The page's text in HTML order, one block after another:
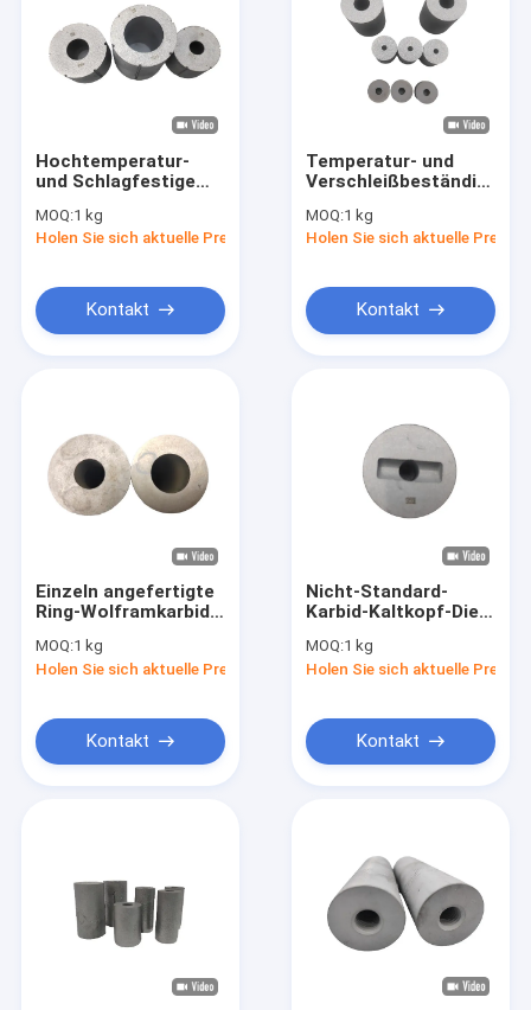
Über uns
Hochtemperatur-
und Schlagfestige
aus Karbid, an
Kundenanforderungen
MOQ:1 kg
Holen Sie sich aktuelle Preis
Kontakt
Temperatur- und
Verschleißbeständig
Kaltverstärkung
MOQ:1 kg
Holen Sie sich aktuelle Preis
Kontakt
Einzeln angefertigte
Ring-Wolframkarbid-
Befestigungsformen
MOQ:1 kg
Holen Sie sich aktuelle Preis
Kontakt
Nicht-Standard-
Karbid-Kaltkopf-Die-
Ausnutzungsbeständige
Teile
MOQ:1 kg
Holen Sie sich aktuelle Preis
Kontakt